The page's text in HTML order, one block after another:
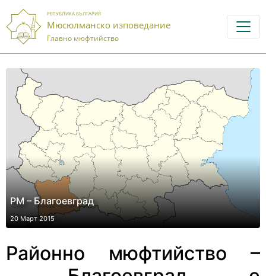
РЕПУБЛИКА БЪЛГАРИЯ
Мюсюлманско изповедание
Главно мюфтийство
РМ – Благоевград
20 Март 2015
Районно мюфтийство –